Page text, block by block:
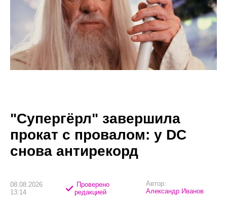
"Супергёрл" завершила
прокат с провалом: у DC
снова антирекорд
08.08.2026
13:14
Проверено
редакцией
Автор:
Александр Иванов